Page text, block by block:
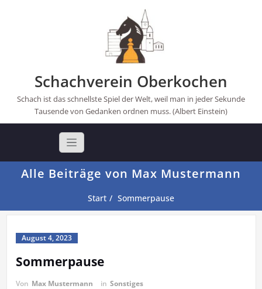
Schachverein Oberkochen
Schach ist das schnellste Spiel der Welt, weil man in jeder Sekunde
Tausende von Gedanken ordnen muss. (Albert Einstein)
Alle Beiträge von Max Mustermann
Start Sommerpause
August 4, 2023
Sommerpause
Von Max Mustermann in Sonstiges